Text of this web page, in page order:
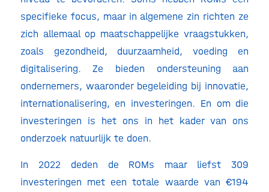
specifieke focus, maar in algemene zin richten ze
zich allemaal op maatschappelijke vraagstukken,
zoals gezondheid, duurzaamheid, voeding en
digitalisering. Ze bieden ondersteuning aan
ondernemers, waaronder begeleiding bij innovatie,
internationalisering, en investeringen. En om die
investeringen is het ons in het kader van ons
onderzoek natuurlijk te doen.
In 2022 deden de ROMs maar liefst 309
investeringen met een totale waarde van €194